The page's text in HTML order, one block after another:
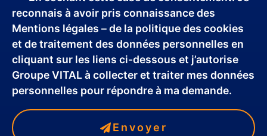
reconnais à avoir pris connaissance des
Mentions légales – de la politique des cookies
et de traitement des données personnelles en
cliquant sur les liens ci-dessous et j’autorise
Groupe VITAL à collecter et traiter mes données
personnelles pour répondre à ma demande.
Envoyer